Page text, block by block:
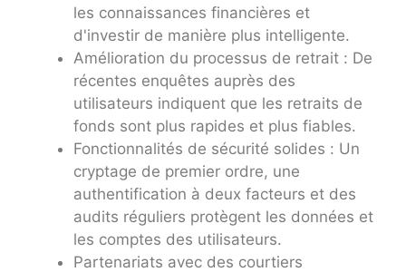
les connaissances financières et
d'investir de manière plus intelligente.
Amélioration du processus de retrait : De
récentes enquêtes auprès des
utilisateurs indiquent que les retraits de
fonds sont plus rapides et plus fiables.
Fonctionnalités de sécurité solides : Un
cryptage de premier ordre, une
authentification à deux facteurs et des
audits réguliers protègent les données et
les comptes des utilisateurs.
Partenariats avec des courtiers